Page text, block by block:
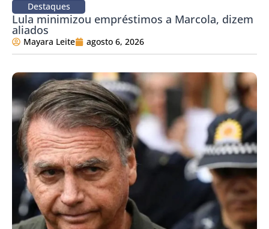
Destaques
Lula minimizou empréstimos a Marcola, dizem
aliados
Mayara Leite agosto 6, 2026